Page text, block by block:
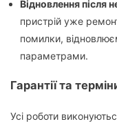
Відновлення після
пристрій уже
помилки,
параметрами.
Гарантії та
Усі роботи